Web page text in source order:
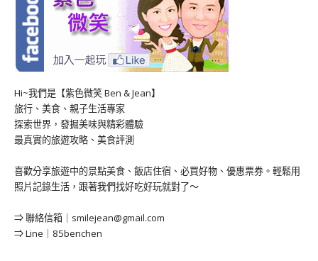
Hi~我們是【紫色微笑 Ben & Jean】
旅行、美食、親子生活專家
探索世界，發掘美味與精彩體驗
最真實的旅遊攻略、美食評測
喜歡分享旅遊中的景點美食、飯店住宿、必買好物、優惠票券。輕鬆用
照片記錄生活，跟著我們找好吃好玩就對了～
⇒ 聯絡信箱｜ smilejean@gmail.com
⇒ Line｜85benchen